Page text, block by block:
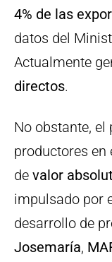
4% de las
datos del
Actualmente
directos.
No obstante, el
productores en
de valor
impulsado por
desarrollo de
Josemaría,